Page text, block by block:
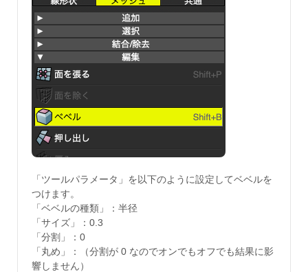
「ツールパラメータ」を以下のように設定してベベルを
つけます。
「ベベルの種類」：半径
「サイズ」：0.3
「分割」：0
「丸め」：（分割が 0 なのでオンでもオフでも結果に影
響しません）